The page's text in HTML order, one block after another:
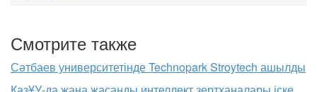
Смотрите также
Сәтбаев университетінде Technopark Stroytech ашылды